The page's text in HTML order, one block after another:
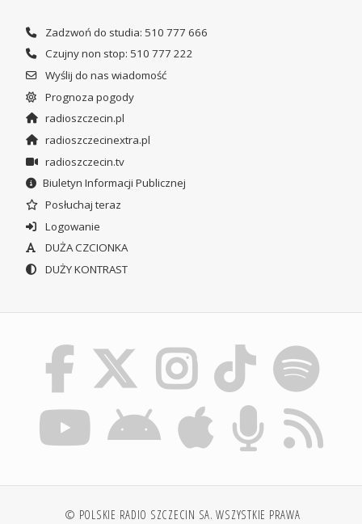
Zadzwoń do studia: 510 777 666
Czujny non stop: 510 777 222
Wyślij do nas wiadomość
Prognoza pogody
radioszczecin.pl
radioszczecinextra.pl
radioszczecin.tv
Biuletyn Informacji Publicznej
Posłuchaj teraz
Logowanie
DUŻA CZCIONKA
DUŻY KONTRAST
© POLSKIE RADIO SZCZECIN SA. WSZYSTKIE PRAWA